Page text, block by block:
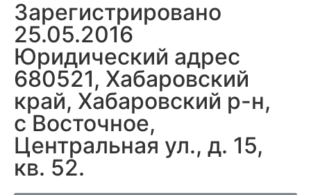
Зарегистрировано
25.05.2016
Юридический адрес
680521, Хабаровский
край, Хабаровский р-н,
с Восточное,
Центральная ул., д. 15,
кв. 52.